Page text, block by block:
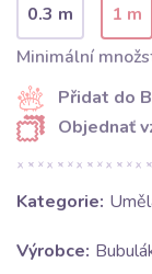
0.3 m 1 m
Minimální
Přidat do
Objednať
Kategorie:
Výrobce: